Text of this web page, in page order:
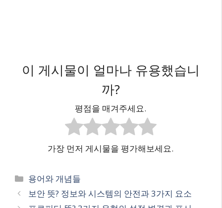
이 게시물이 얼마나 유용했습니
까?
평점을 매겨주세요.
가장 먼저 게시물을 평가해보세요.
카
테
용어와 개념들
보안 뜻? 정보와 시스템의 안전과 3가지 요소